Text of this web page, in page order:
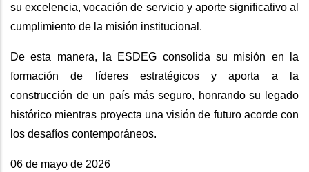
su excelencia, vocación de servicio y aporte significativo al
cumplimiento de la misión institucional.
De esta manera, la ESDEG consolida su misión en la
formación de líderes estratégicos y aporta a la
construcción de un país más seguro, honrando su legado
histórico mientras proyecta una visión de futuro acorde con
los desafíos contemporáneos.
06 de mayo de 2026